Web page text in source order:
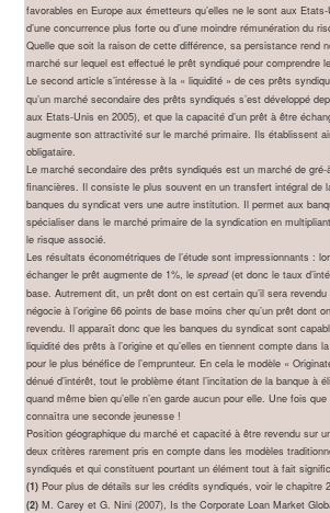
favorables en Europe aux émetteurs qu’elles ne le sont aux
d’une concurrence plus forte ou d’une moindre rémunération du
Quelle que soit la raison de cette différence, sa persistance rend
marché sur lequel est effectué le prêt syndiqué pour comprendre
Le second article s’intéresse à la « liquidité » de ces prêts
qu’un marché secondaire des prêts syndiqués s’est développé
aux Etats-Unis en 2005), et que la capacité d’un prêt à être
augmente son attractivité sur le marché primaire. Ils établissent
obligataire.
Le marché secondaire des prêts syndiqués est un marché de
financières. Il consiste le plus souvent en un transfert intégral de
banques du syndicat vers une autre institution. Il permet aux
spécialiser dans le marché primaire de la syndication en
le risque associé.
Les résultats économétriques de l’étude sont impressionnants :
échanger le prêt augmente de 1%, le spread(et donc le taux
base. Autrement dit, un prêt dont on est certain qu’il sera
négocie à l’origine 66 points de base moins cher qu’un prêt dont
revendu. Il apparaît donc que les banques du syndicat sont
liquidité des prêts à l’origine et qu’elles en tiennent compte dans
pour le plus bénéfice de l’emprunteur. En cela le modèle «
dénué d’intérêt, tout le problème étant l’incitation de la banque à
quand même bien qu’elle n’en garde aucun pour elle. Une fois
connaîtra une seconde jeunesse !
Position géographique du marché et capacité à être revendu sur
deux critères rarement pris en compte dans les modèles
syndiqués et qui constituent pourtant un élément tout à fait
(1) Pour plus de détails sur les crédits syndiqués, voir le chapitre
(2) M. Carey et G. Nini (2007), Is the Corporate Loan Market